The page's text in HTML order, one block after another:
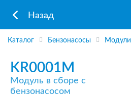
Назад
Каталог Бензонасосы Модули
KR0001M
Модуль в сборе с
бензонасосом